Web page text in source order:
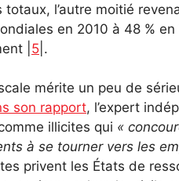
totaux, l’autre moitié
en 2010 à 48 %
| 5 |.
mérite un peu de
son rapport, l’expert
illicites qui «
à se tourner vers les
privent les États de